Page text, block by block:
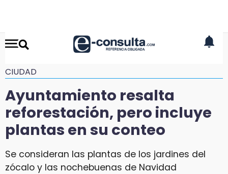
CIUDAD
Ayuntamiento resalta
reforestación, pero incluye
plantas en su conteo
Se consideran las plantas de los jardines del
zócalo y las nochebuenas de Navidad